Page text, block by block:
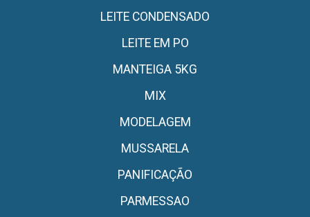
LEITE CONDENSADO
LEITE EM PO
MANTEIGA 5KG
MIX
MODELAGEM
MUSSARELA
PANIFICAÇÃO
PARMESSAO